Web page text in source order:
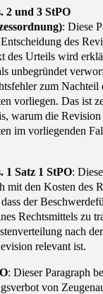
2 und 3 StPO
: Diese
des
des Urteils wird
unbegründet
zum Nachteil
vorliegen. Das ist
warum die Revision
im vorliegenden
1 Satz 1 StPO:
mit den Kosten des
der
Rechtsmittels zu
nach
relevant ist.
: Dieser Paragraph
von